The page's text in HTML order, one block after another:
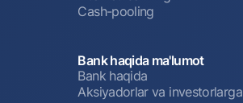
Cash-pooling
Bank haqida ma'lumot
Bank haqida
Aksiyadorlar va investorlarga